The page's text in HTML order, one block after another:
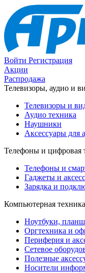
Войти Регистрация
Акции
Распродажа
Телевизоры, аудио и
Телевизоры и
Аудио техника
Наушники
Аксессуары для
Телефоны и цифровая
Телефоны и
Гаджеты и
Зарядка и
Компьютерная техника
Ноутбуки,
Оргтехника и
Периферия и
Cетевое
Полезные
Носители